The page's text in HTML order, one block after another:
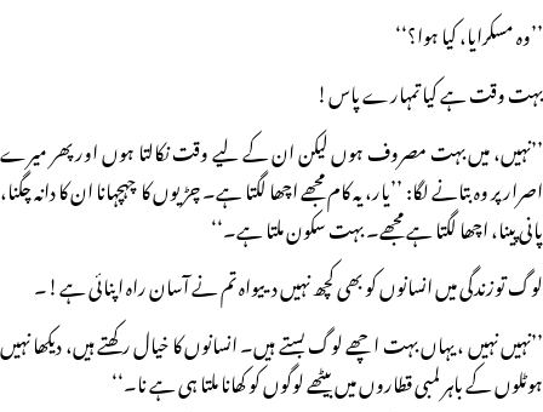
’’وہ مسکرایا، کیا ہوا؟‘‘
بہت وقت ہے کیا تمہارے پاس!
’’نہیں، میں بہت مصروف ہوں لیکن ان کے لیے وقت نکالتا ہوں اور پھر میرے
اصرار پر وہ بتانے لگا: ’’یار، یہ کام مجھے اچھا لگتا ہے۔ چڑیوں کا چہچہانا ان کا دانہ چگنا،
پانی پینا، اچھا لگتا ہے مجھے۔ بہت سکون ملتا ہے۔‘‘
لوگ توزندگی میں انسانوں کو بھی کچھ نہیں دییواہ تم نے آسان راہ اپنائی ہے!۔
’’نہیں نہیں ، یہاں بہت اچھے لوگ بستے ہیں۔ انسانوں کا خیال رکھتے ہیں، دیکھا نہیں
ہوٹلوں کے باہر لمبی قطاروں میں بیٹھے لوگوں کو کھانا ملتا ہی ہے نا۔‘‘